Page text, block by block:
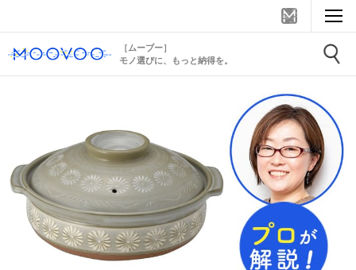
［ムーブー］
モノ選びに、もっと納得を。